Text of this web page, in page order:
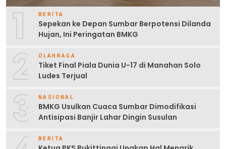
1 BERITA
Sepekan ke Depan Sumbar Berpotensi Dilanda
Hujan, Ini Peringatan BMKG
2 OLAHRAGA
Tiket Final Piala Dunia U-17 di Manahan Solo
Ludes Terjual
3 NASIONAL
BMKG Usulkan Cuaca Sumbar Dimodifikasi
Antisipasi Banjir Lahar Dingin Susulan
BERITA